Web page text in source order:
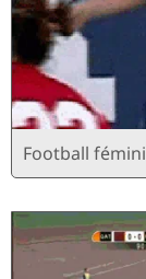
Football